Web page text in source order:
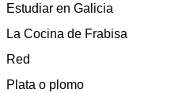
Estudiar en Galicia
La Cocina de Frabisa
Red
Plata o plomo